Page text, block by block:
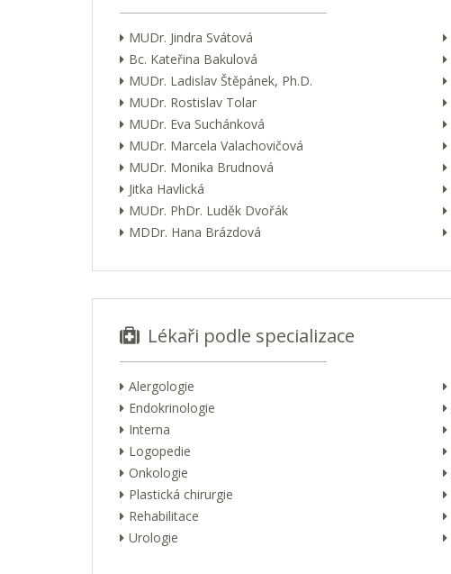
MUDr. Jindra Svátová
Bc. Kateřina Bakulová
MUDr. Ladislav Štěpánek, Ph.D.
MUDr. Rostislav Tolar
MUDr. Eva Suchánková
MUDr. Marcela Valachovičová
MUDr. Monika Brudnová
Jitka Havlická
MUDr. PhDr. Luděk Dvořák
MDDr. Hana Brázdová
Lékaři podle specializace
Alergologie
Endokrinologie
Interna
Logopedie
Onkologie
Plastická chirurgie
Rehabilitace
Urologie